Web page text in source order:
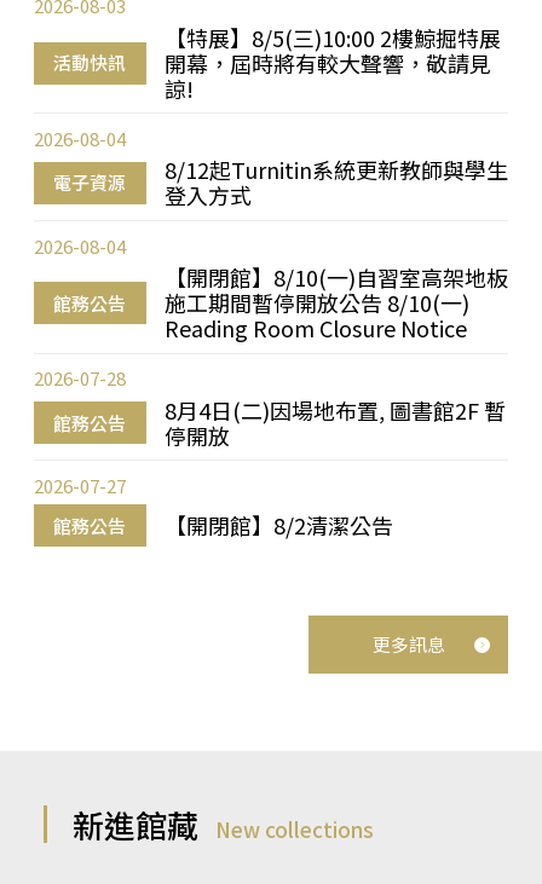
活動快訊
【特展】8/5(三)10:00 2樓鯨掘特展
開幕，屆時將有較大聲響，敬請見
諒!
2026-08-03
電子資源
8/12起Turnitin系統更新教師與學生
登入方式
2026-08-04
館務公告
【開閉館】8/10(一)自習室高架地板
施工期間暫停開放公告 8/10(一)
Reading Room Closure Notice
2026-08-04
館務公告
8月4日(二)因場地布置, 圖書館2F 暫
停開放
2026-07-28
館務公告 【開閉館】8/2清潔公告
2026-07-27
更多訊息
新進館藏 New collections